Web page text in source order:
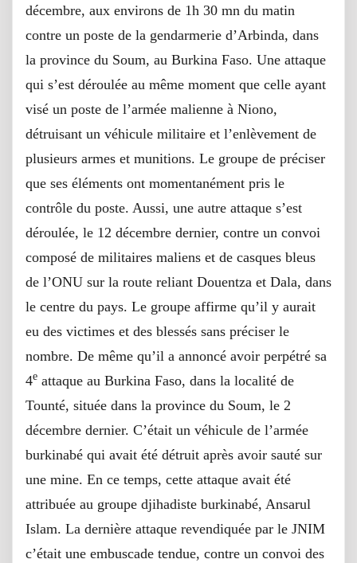
décembre, aux environs de 1h 30 mn du matin
contre un poste de la gendarmerie d’Arbinda, dans
la province du Soum, au Burkina Faso. Une attaque
qui s’est déroulée au même moment que celle ayant
visé un poste de l’armée malienne à Niono,
détruisant un véhicule militaire et l’enlèvement de
plusieurs armes et munitions. Le groupe de préciser
que ses éléments ont momentanément pris le
contrôle du poste. Aussi, une autre attaque s’est
déroulée, le 12 décembre dernier, contre un convoi
composé de militaires maliens et de casques bleus
de l’ONU sur la route reliant Douentza et Dala, dans
le centre du pays. Le groupe affirme qu’il y aurait
eu des victimes et des blessés sans préciser le
nombre. De même qu’il a annoncé avoir perpétré sa
4e attaque au Burkina Faso, dans la localité de
Tounté, située dans la province du Soum, le 2
décembre dernier. C’était un véhicule de l’armée
burkinabé qui avait été détruit après avoir sauté sur
une mine. En ce temps, cette attaque avait été
attribuée au groupe djihadiste burkinabé, Ansarul
Islam. La dernière attaque revendiquée par le JNIM
c’était une embuscade tendue, contre un convoi des